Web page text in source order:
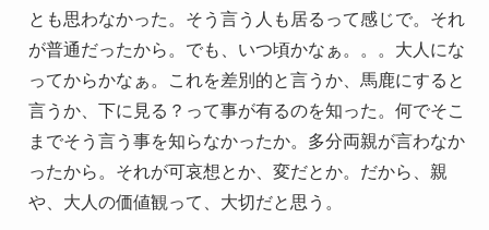
とも思わなかった。そう言う人も居るって感じで。それ
が普通だったから。でも、いつ頃かなぁ。。。大人にな
ってからかなぁ。これを差別的と言うか、馬鹿にすると
言うか、下に見る？って事が有るのを知った。何でそこ
までそう言う事を知らなかったか。多分両親が言わなか
ったから。それが可哀想とか、変だとか。だから、親
や、大人の価値観って、大切だと思う。